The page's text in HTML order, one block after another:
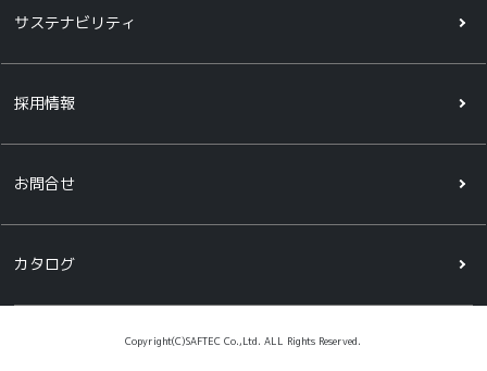
サステナビリティ
採用情報
お問合せ
カタログ
Copyright(C)SAFTEC Co.,Ltd. ALL Rights Reserved.